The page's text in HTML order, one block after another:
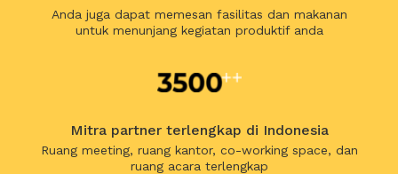
Anda juga dapat memesan fasilitas dan makanan
untuk menunjang kegiatan produktif anda
Mitra partner terlengkap di Indonesia
Ruang meeting, ruang kantor, co-working space, dan
ruang acara terlengkap